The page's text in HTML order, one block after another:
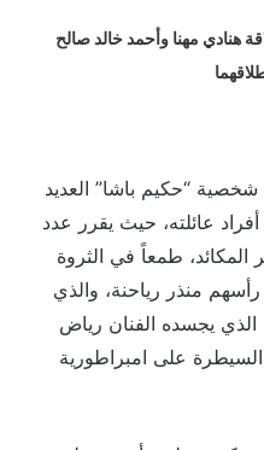
هنادي مهنا وأحمد خالد صالح
“حكيم باشا” العديد
عائلته، حيث يقرر عدد
المكائد، طمعاً في الثروة
رأسهم منذر رياحنة، والذي
يجسده الفنان رياض
على امبراطورية